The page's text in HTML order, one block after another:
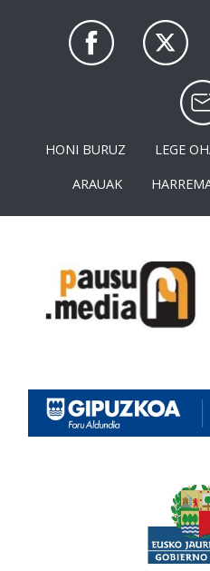
HONI BURUZ LEGE
ARAUAK